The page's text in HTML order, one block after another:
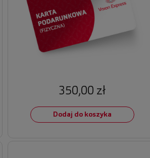
350,00 zł
Dodaj do koszyka